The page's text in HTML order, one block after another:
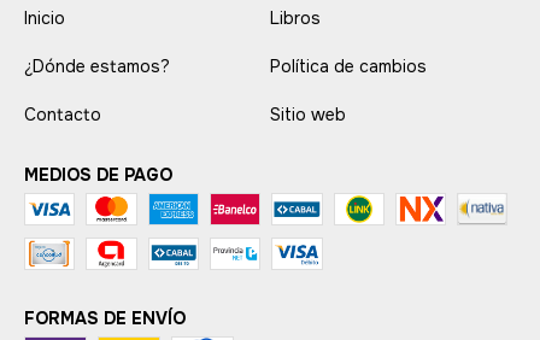
Inicio
Libros
¿Dónde estamos? Política de cambios
Contacto Sitio web
MEDIOS DE PAGO
FORMAS DE ENVÍO